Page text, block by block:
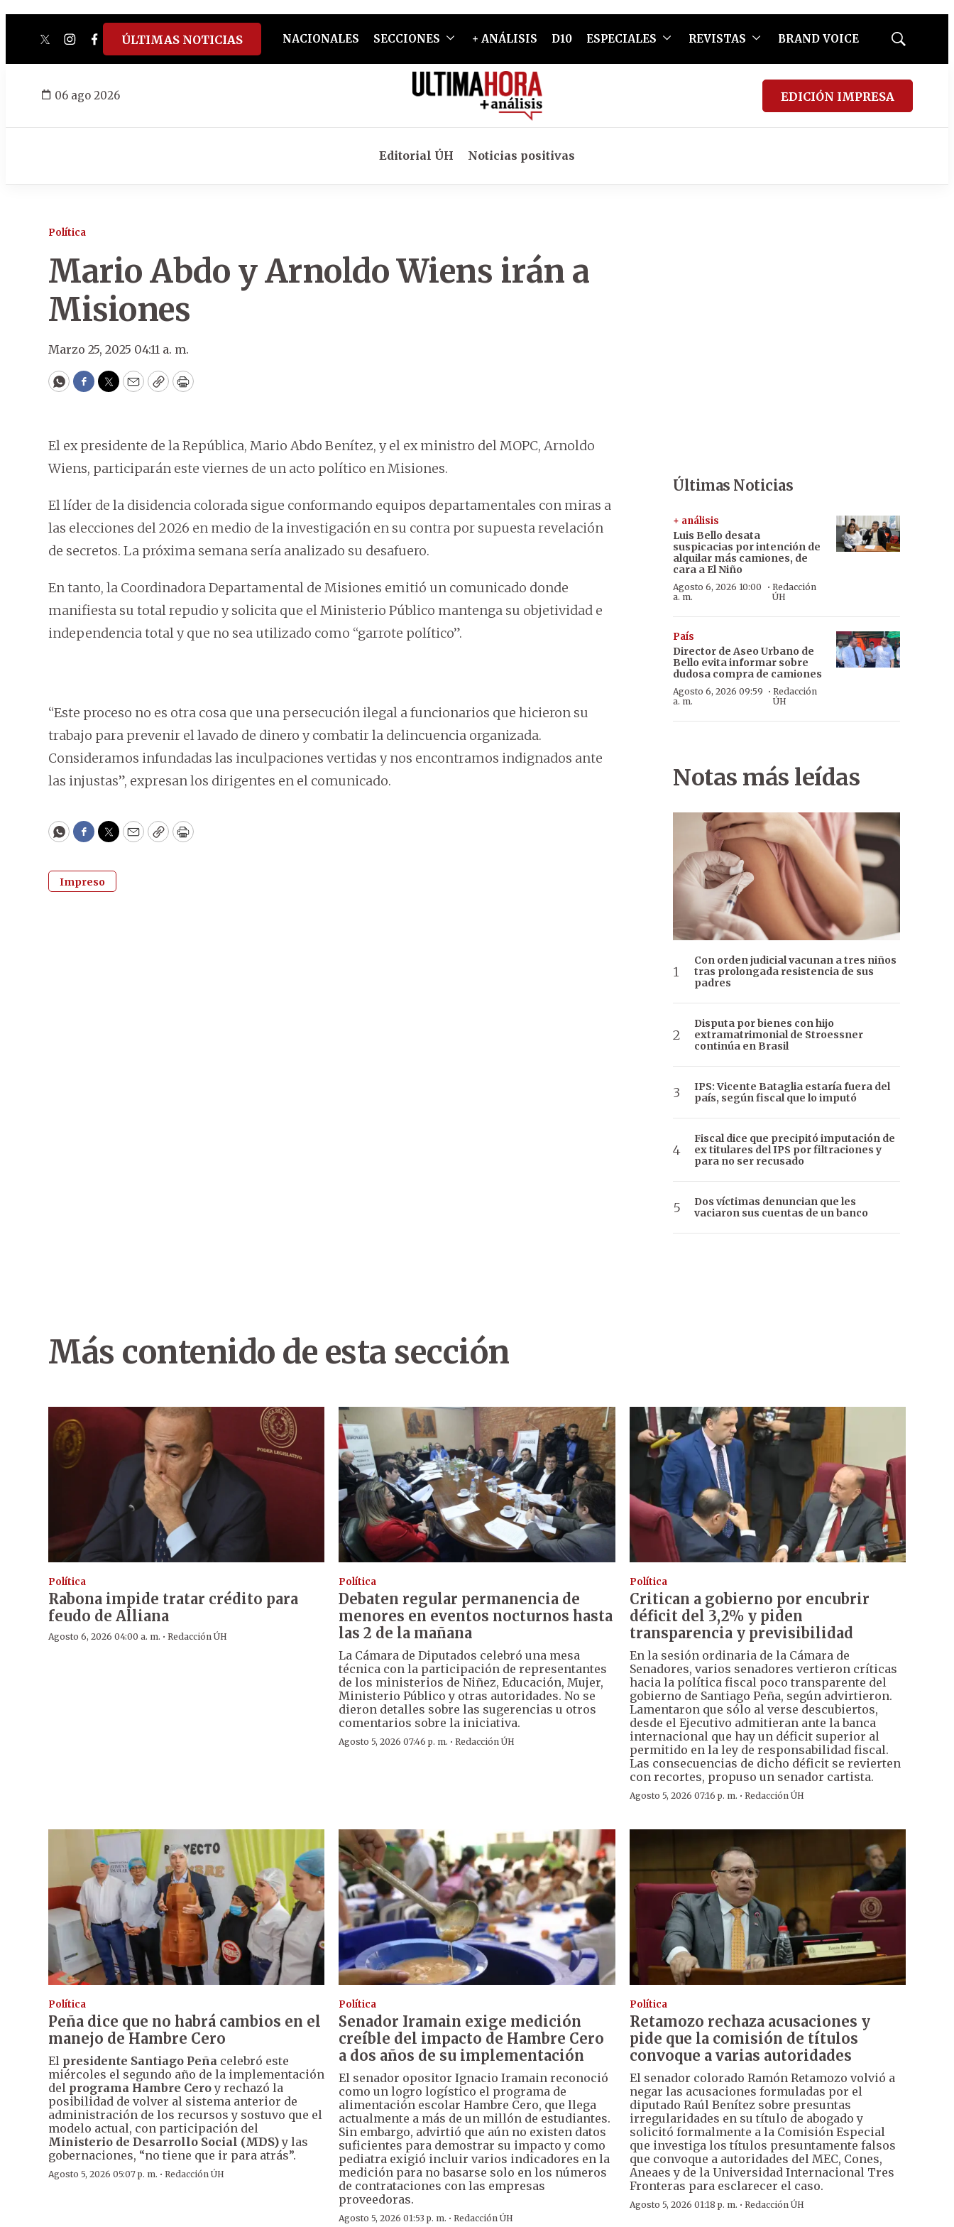
twitterinstagram
facebook
tiktokyoutube
spotify
ÚLTIMAS NOTICIAS NACIONALES SECCIONES + ANÁLISIS D10 ESPECIALES REVISTAS BRAND VOICE
Mostrar
06 ago 2026 EDICIÓN IMPRESA
Editorial ÚH Noticias positivas
Política
Mario Abdo y Arnoldo Wiens irán a
Misiones
Marzo 25, 2025 04:11 a. m.
WhatsApp
Facebook
Twitter
EmailCopyPrint
El ex presidente de la República, Mario Abdo Benítez, y el ex ministro del MOPC, Arnoldo
Wiens, participarán este viernes de un acto político en Misiones.
El líder de la disidencia colorada sigue conformando equipos departamentales con miras a
las elecciones del 2026 en medio de la investigación en su contra por supuesta revelación
de secretos. La próxima semana sería analizado su desafuero.
En tanto, la Coordinadora Departamental de Misiones emitió un comunicado donde
manifiesta su total repudio y solicita que el Ministerio Público mantenga su objetividad e
independencia total y que no sea utilizado como “garrote político”.
“Este proceso no es otra cosa que una persecución ilegal a funcionarios que hicieron su
trabajo para prevenir el lavado de dinero y combatir la delincuencia organizada.
Consideramos infundadas las inculpaciones vertidas y nos encontramos indignados ante
las injustas”, expresan los dirigentes en el comunicado.
WhatsApp
Facebook
Twitter
EmailCopyPrint
Impreso
Últimas Noticias
+ análisis
Luis Bello desata
suspicacias por intención de
alquilar más camiones, de
cara a El Niño
Agosto 6, 2026 10:00
a. m.
· Redacción
ÚH
País
Director de Aseo Urbano de
Bello evita informar sobre
dudosa compra de camiones
Agosto 6, 2026 09:59
a. m.
· Redacción
ÚH
Notas más leídas
Con orden judicial vacunan a tres niños
tras prolongada resistencia de sus
padres
Disputa por bienes con hijo
extramatrimonial de Stroessner
continúa en Brasil
IPS: Vicente Bataglia estaría fuera del
país, según fiscal que lo imputó
Fiscal dice que precipitó imputación de
ex titulares del IPS por filtraciones y
para no ser recusado
Dos víctimas denuncian que les
vaciaron sus cuentas de un banco
Más contenido de esta sección
Política
Rabona impide tratar crédito para
feudo de Alliana
Agosto 6, 2026 04:00 a. m. · Redacción ÚH
Política
Debaten regular permanencia de
menores en eventos nocturnos hasta
las 2 de la mañana
La Cámara de Diputados celebró una mesa
técnica con la participación de representantes
de los ministerios de Niñez, Educación, Mujer,
Ministerio Público y otras autoridades. No se
dieron detalles sobre las sugerencias u otros
comentarios sobre la iniciativa.
Agosto 5, 2026 07:46 p. m. ·Redacción ÚH
Política
Critican a gobierno por encubrir
déficit del 3,2% y piden
transparencia y previsibilidad
En la sesión ordinaria de la Cámara de
Senadores, varios senadores vertieron críticas
hacia la política fiscal poco transparente del
gobierno de Santiago Peña, según advirtieron.
Lamentaron que sólo al verse descubiertos,
desde el Ejecutivo admitieran ante la banca
internacional que hay un déficit superior al
permitido en la ley de responsabilidad fiscal.
Las consecuencias de dicho déficit se revierten
con recortes, propuso un senador cartista.
Agosto 5, 2026 07:16 p. m. · Redacción ÚH
Política
Peña dice que no habrá cambios en el
manejo de Hambre Cero
El presidente Santiago Peña celebró este
miércoles el segundo año de la implementación
del programa Hambre Ceroy rechazó la
posibilidad de volver al sistema anterior de
administración de los recursos y sostuvo que el
modelo actual, con participación del
Ministerio de Desarrollo Social (MDS)y las
gobernaciones, “no tiene que ir para atrás”.
Agosto 5, 2026 05:07 p. m. · Redacción ÚH
Política
Senador Iramain exige medición
creíble del impacto de Hambre Cero
a dos años de su implementación
El senador opositor Ignacio Iramain reconoció
como un logro logístico el programa de
alimentación escolar Hambre Cero, que llega
actualmente a más de un millón de estudiantes.
Sin embargo, advirtió que aún no existen datos
suficientes para demostrar su impacto y como
pediatra exigió incluir varios indicadores en la
medición para no basarse solo en los números
de contrataciones con las empresas
proveedoras.
Agosto 5, 2026 01:53 p. m. ·Redacción ÚH
Política
Retamozo rechaza acusaciones y
pide que la comisión de títulos
convoque a varias autoridades
El senador colorado Ramón Retamozo volvió a
negar las acusaciones formuladas por el
diputado Raúl Benítez sobre presuntas
irregularidades en su título de abogado y
solicitó formalmente a la Comisión Especial
que investiga los títulos presuntamente falsos
que convoque a autoridades del MEC, Cones,
Aneaes y de la Universidad Internacional Tres
Fronteras para esclarecer el caso.
Agosto 5, 2026 01:18 p. m. · Redacción ÚH